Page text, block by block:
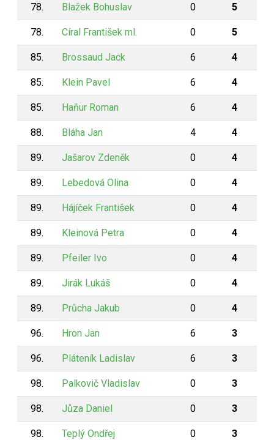
78. Blažek Bohuslav 0 5
78. Círal František ml. 0 5
85. Brossaud Jack 6 4
85. Klein Pavel 6 4
85. Haňur Roman 6 4
88. Bláha Jan 4 4
89. Jašarov Zdeněk 0 4
89. Lebedová Olina 0 4
89. Hájíček František 0 4
89. Kleinová Petra 0 4
89. Pfeiler Ivo 0 4
89. Jirák Lukáš 0 4
89. Průcha Jakub 0 4
96. Hron Jan 6 3
96. Pláteník Ladislav 6 3
98. Palkovič Vladislav 0 3
98. Jůza Daniel 0 3
98. Teplý Ondřej 0 3